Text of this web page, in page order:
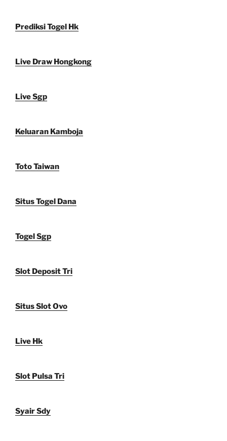
Prediksi Togel Hk
Live Draw Hongkong
Live Sgp
Keluaran Kamboja
Toto Taiwan
Situs Togel Dana
Togel Sgp
Slot Deposit Tri
Situs Slot Ovo
Live Hk
Slot Pulsa Tri
Syair Sdy